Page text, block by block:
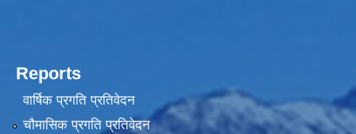
Reports
वार्षिक प्रगति प्रतिवेदन
चौमासिक प्रगति प्रतिवेदन